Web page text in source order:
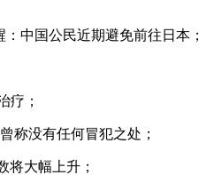
中国公民近期避免前往日本；
疗；
称没有任何冒犯之处；
将大幅上升；